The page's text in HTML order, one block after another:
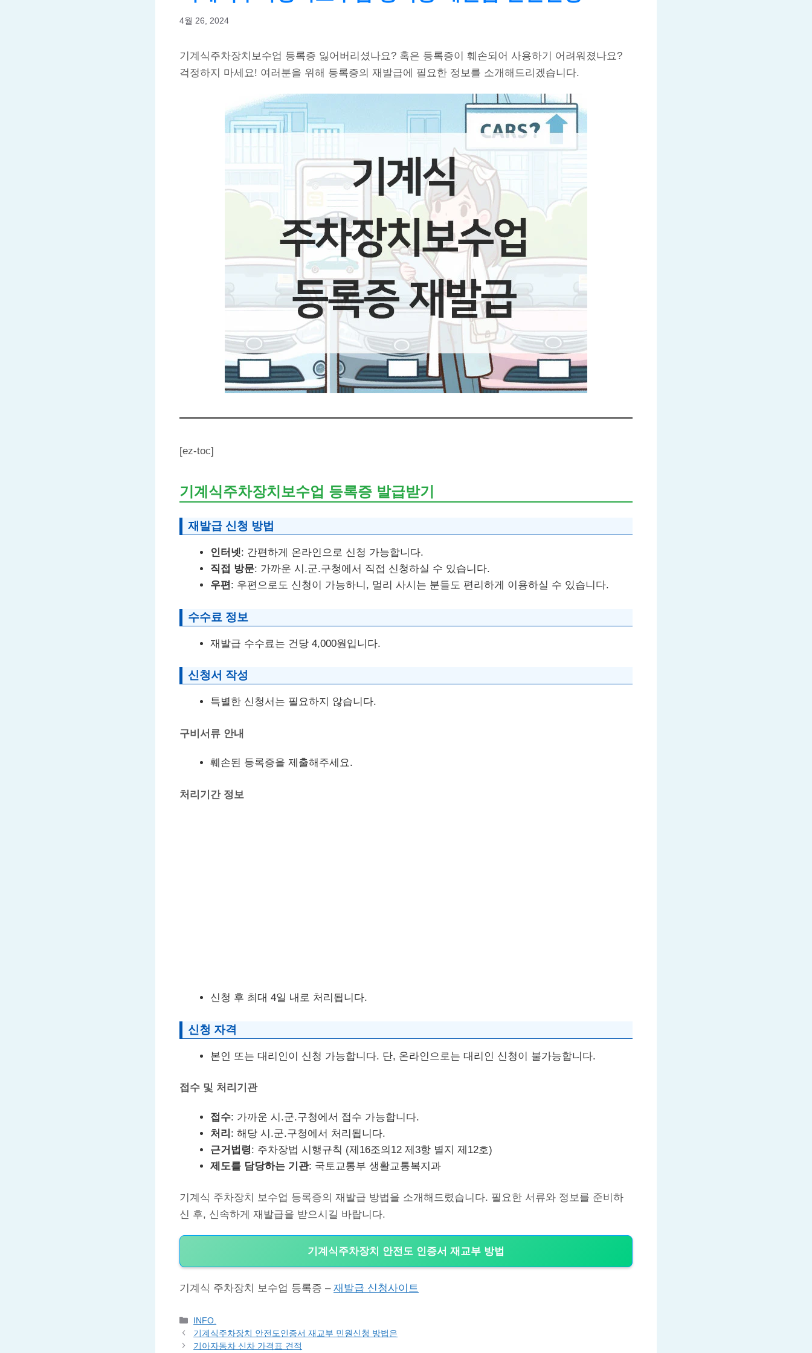
4월 26, 2024
기계식주차장치보수업 등록증 잃어버리셨나요? 혹은 등록증이 훼손되어 사용하기 어려워졌나요?
걱정하지 마세요! 여러분을 위해 등록증의 재발급에 필요한 정보를 소개해드리겠습니다.
[ez-toc]
기계식주차장치보수업 등록증 발급받기
재발급 신청 방법
인터넷: 간편하게 온라인으로 신청 가능합니다.
직접 방문: 가까운 시.군.구청에서 직접 신청하실 수 있습니다.
우편: 우편으로도 신청이 가능하니, 멀리 사시는 분들도 편리하게 이용하실 수 있습니다.
수수료 정보
재발급 수수료는 건당 4,000원입니다.
신청서 작성
특별한 신청서는 필요하지 않습니다.
구비서류 안내
훼손된 등록증을 제출해주세요.
처리기간 정보
신청 후 최대 4일 내로 처리됩니다.
신청 자격
본인 또는 대리인이 신청 가능합니다. 단, 온라인으로는 대리인 신청이 불가능합니다.
접수 및 처리기관
접수: 가까운 시.군.구청에서 접수 가능합니다.
처리 : 해당 시.군.구청에서 처리됩니다.
근거법령: 주차장법 시행규칙 (제16조의12 제3항 별지 제12호)
제도를 담당하는 기관: 국토교통부 생활교통복지과
기계식 주차장치 보수업 등록증의 재발급 방법을 소개해드렸습니다. 필요한 서류와 정보를 준비하
신 후, 신속하게 재발급을 받으시길 바랍니다.
기계식주차장치 안전도 인증서 재교부 방법
기계식 주차장치 보수업 등록증 – 재발급 신청사이트
Categories
INFO.
기계식주차장치 안전도인증서 재교부 민원신청 방법은
기아자동차 신차 가격표 견적